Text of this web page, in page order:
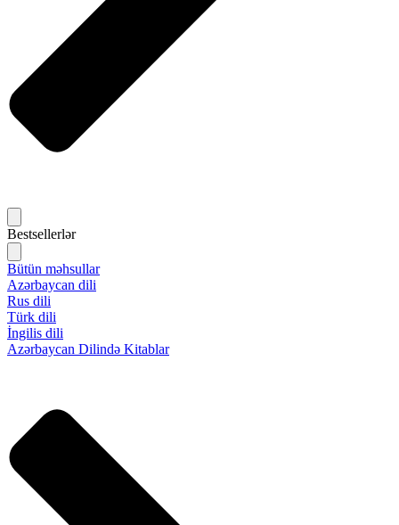
Bestsellerlər
Bütün məhsullar
Azərbaycan dili
Rus dili
Türk dili
İngilis dili
Azərbaycan Dilində Kitablar